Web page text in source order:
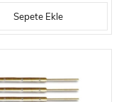
Sepete Ekle